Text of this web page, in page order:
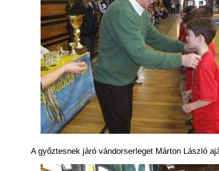
A győztesnek járó vándorserleget Márton László